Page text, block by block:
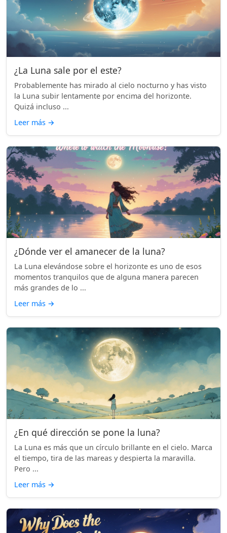
¿La Luna sale por el este?
Probablemente has mirado al cielo nocturno y has visto
la Luna subir lentamente por encima del horizonte.
Quizá incluso ...
Leer más →
¿Dónde ver el amanecer de la luna?
La Luna elevándose sobre el horizonte es uno de esos
momentos tranquilos que de alguna manera parecen
más grandes de lo ...
Leer más →
¿En qué dirección se pone la luna?
La Luna es más que un círculo brillante en el cielo. Marca
el tiempo, tira de las mareas y despierta la maravilla.
Pero ...
Leer más →